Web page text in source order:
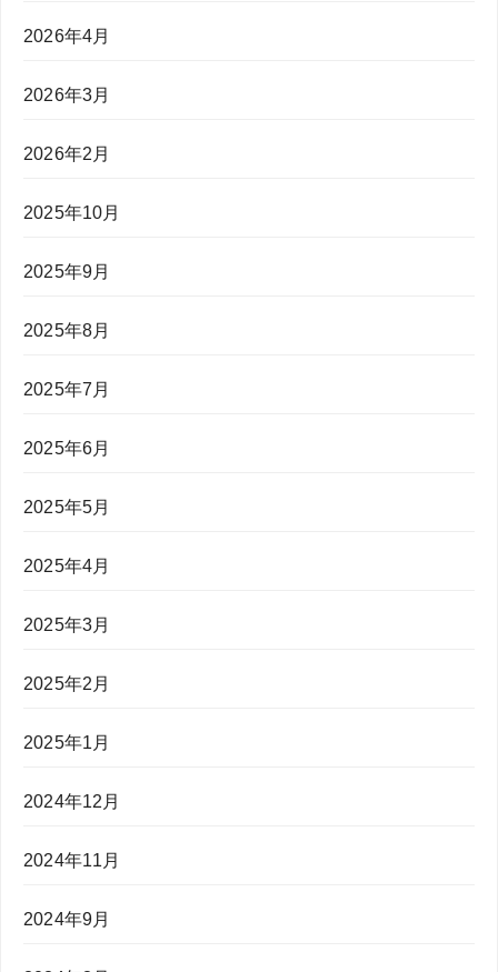
2026年4月
2026年3月
2026年2月
2025年10月
2025年9月
2025年8月
2025年7月
2025年6月
2025年5月
2025年4月
2025年3月
2025年2月
2025年1月
2024年12月
2024年11月
2024年9月